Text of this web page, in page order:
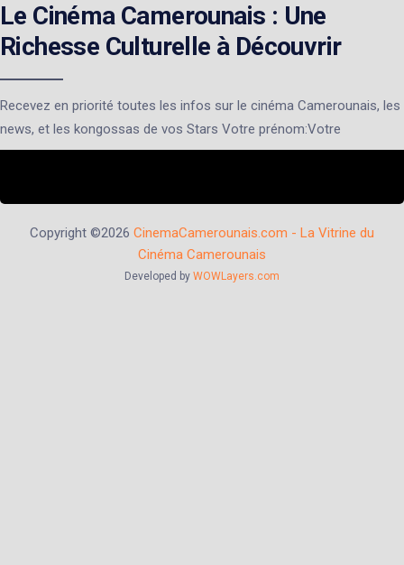
Le Cinéma Camerounais : Une
Richesse Culturelle à Découvrir
Recevez en priorité toutes les infos sur le cinéma Camerounais, les
news, et les kongossas de vos Stars Votre prénom:Votre
Copyright ©2026 CinemaCamerounais.com - La Vitrine du
Cinéma Camerounais
Developed by WOWLayers.com